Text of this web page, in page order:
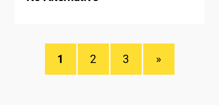
1 2 3 »